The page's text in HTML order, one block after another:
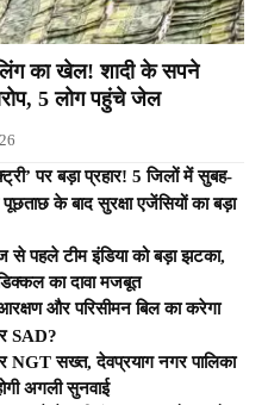
का खेल! शादी के सपने
5 लोग पहुंचे जेल
पर बड़ा प्रहार! 5 जिलों में सुबह-
के बाद सुरक्षा एजेंसियों का बड़ा
पहले टीम इंडिया को बड़ा झटका,
का दावा मजबूत
और परिसीमन बिल का करेगा
SAD?
NGT सख्त, देवप्रयाग नगर पालिका
अगली सुनवाई